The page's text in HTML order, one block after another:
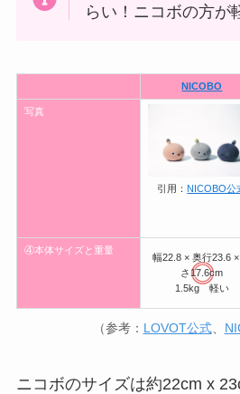
らい！ニコボの方が
NICOBO
写真
引用： NICOBO公
④本体サイズと重量
幅22.8 × 奥行23.6
さ17.6cm
1.5kg 軽い
（参考： LOVOT公式、
ニコボのサイズは約22cm x